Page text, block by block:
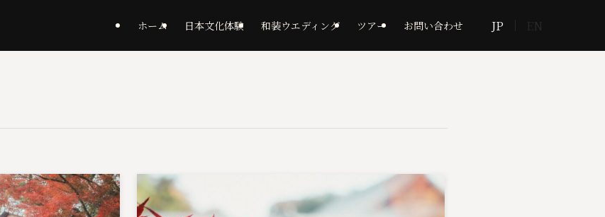
ホーム 日本文化体験 和装ウエディング ツアー お問い合わせ JP